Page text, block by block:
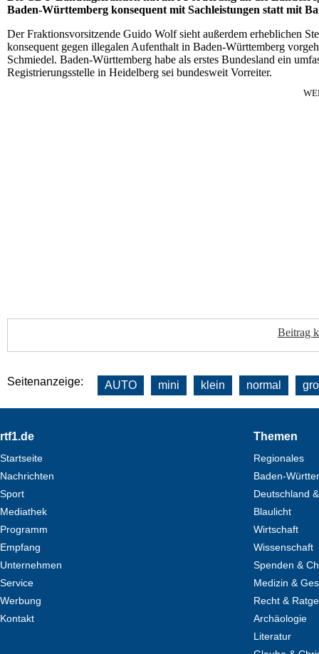
Baden-Württemberg konsequent mit Sachleistungen statt mit
Der Fraktionsvorsitzende Guido Wolf sieht außerdem erheblichen
konsequent gegen illegalen Aufenthalt in Baden-Württemberg
Schmiedel. Baden-Württemberg habe als erstes Bundesland ein
Registrierungsstelle in Heidelberg sei bundesweit Vorreiter.
Beitrag
Seitenanzeige: AUTO mini klein normal
Footer
rtf1.de
Startseite
Nachrichten
Sport
Mediathek
Programm
Empfang
Unternehmen
Service
Werbung
Kontakt
Themen
Regionales
Baden-
Deutschland
Blaulicht
Wirtschaft
Wissenschaft
Spenden &
Medizin &
Recht &
Archäologie
Literatur